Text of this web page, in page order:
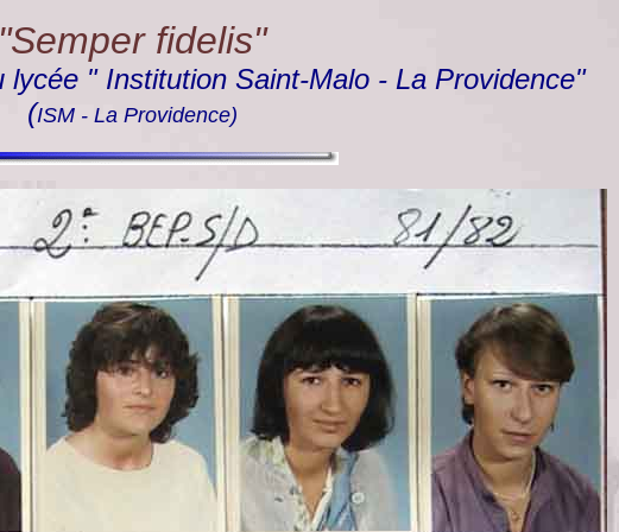
"Semper fidelis"
" Institution Saint-Malo - La Providence"
(ISM - La Providence)